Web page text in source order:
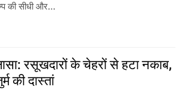
की सीधी और…
रसूखदारों के चेहरों से हटा नकाब,
की दास्तां